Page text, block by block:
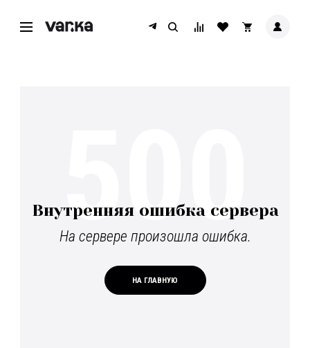
Внутренняя ошибка сервера
На сервере произошла ошибка.
НА ГЛАВНУЮ
500